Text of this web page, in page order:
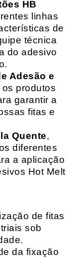
HB
linhas
de
técnica
do adesivo
Adesão e
produtos
garantir a
fitas e
Quente,
diferentes
a aplicação
Hot Melt
de fitas
sob
da fixação